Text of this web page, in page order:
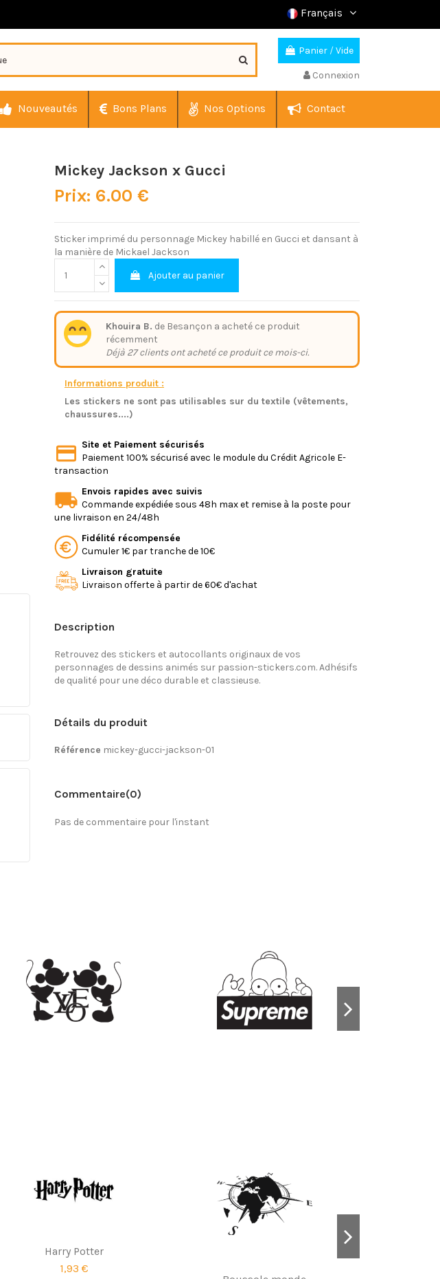
Français
Panier /Vide
Connexion
Nouveautés Bons Plans Nos Options Contact
Mickey Jackson x Gucci
Prix: 6.00 €
Sticker imprimé du personnage Mickey habillé en Gucci et dansant à
la manière de Mickael Jackson
Ajouter au panier
Khouira B. de Besançon a acheté ce produit
récemment
Déjà 27 clients ont acheté ce produit ce mois-ci.
Informations produit :
Les stickers ne sont pas utilisables sur du textile (vêtements,
chaussures....)
Site et Paiement sécurisés
Paiement 100% sécurisé avec le module du Crédit Agricole E-
transaction
Envois rapides avec suivis
Commande expédiée sous 48h max et remise à la poste pour
une livraison en 24/48h
Fidélité récompensée
Cumuler 1€ par tranche de 10€
Livraison gratuite
Livraison offerte à partir de 60€ d'achat
Description
Retrouvez des stickers et autocollants originaux de vos
personnages de dessins animés sur passion-stickers.com. Adhésifs
de qualité pour une déco durable et classieuse.
Détails du produit
Référence mickey-gucci-jackson-01
Commentaire(0)
Pas de commentaire pour l'instant
Harry Potter
1,93 €